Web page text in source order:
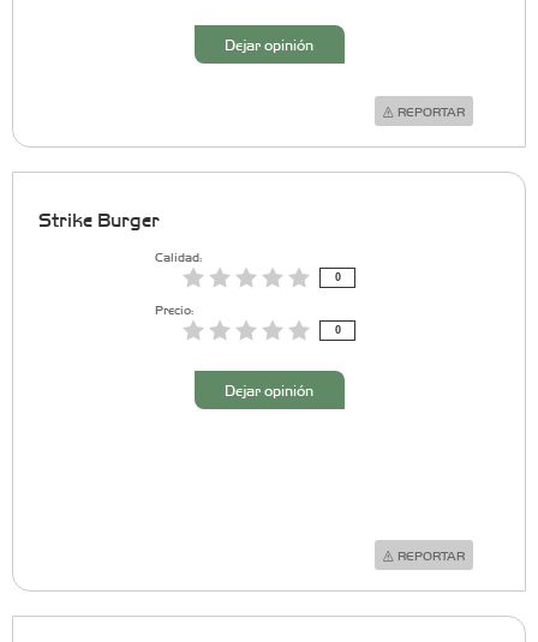
Dejar opinión
REPORTAR
Strike Burger
Calidad:
0
Precio:
0
Dejar opinión
REPORTAR